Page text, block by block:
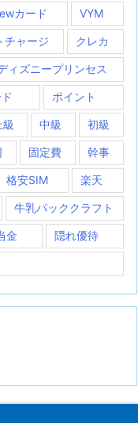
カード VYM
チャージ クレカ
ィズニープリンセス
ポイント
級 中級 初級
固定費 幹事
格安SIM 楽天
牛乳パッククラフト
金 隠れ優待